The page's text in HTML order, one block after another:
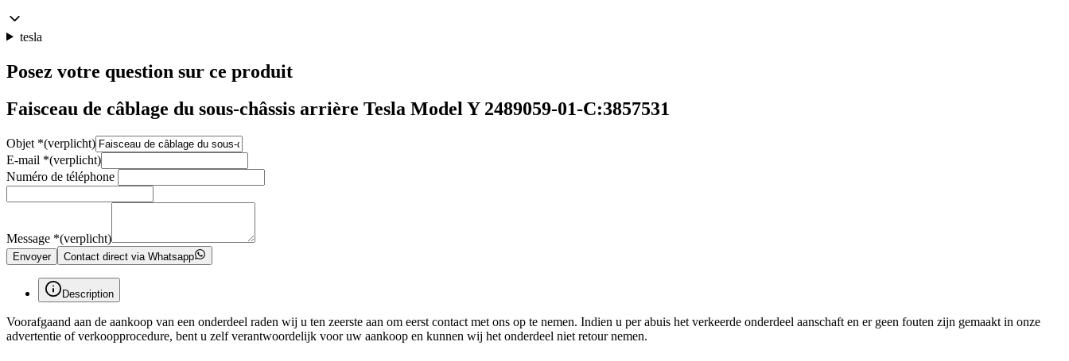
tesla
Posez votre question sur ce produit
Faisceau de câblage du sous-châssis arrière Tesla Model Y 2489059-01-C:3857531
Objet *(verplicht)
E-mail *(verplicht)
Numéro de téléphone
Message *(verplicht)
Envoyer Contact direct via Whatsapp
Description
Voorafgaand aan de aankoop van een onderdeel raden wij u ten zeerste aan om eerst contact met ons op te nemen. Indien u per abuis het verkeerde onderdeel aanschaft en er geen fouten zijn gemaakt in onze
advertentie of verkoopprocedure, bent u zelf verantwoordelijk voor uw aankoop en kunnen wij het onderdeel niet retour nemen.